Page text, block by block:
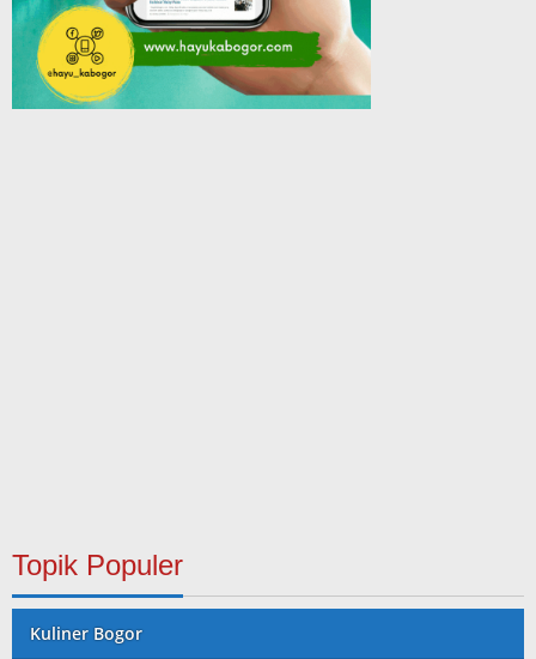
Topik Populer
Kuliner Bogor